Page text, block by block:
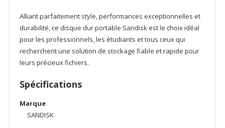
Alliant parfaitement style, performances exceptionnelles et
durabilité, ce disque dur portable Sandisk est le choix idéal
pour les professionnels, les étudiants et tous ceux qui
recherchent une solution de stockage fiable et rapide pour
leurs précieux fichiers.
Spécifications
Marque
SANDISK